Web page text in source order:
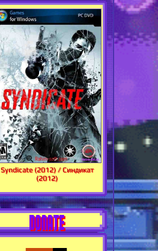
Syndicate (2012) / Синдикат
(2012)
DONATE